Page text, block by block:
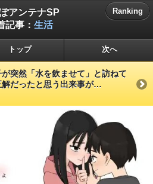
アンテナSP
記事： 生活
Ranking
トップ 次へ
突然「水を飲ませて」と訪ねて
解だったと思う出来事が…